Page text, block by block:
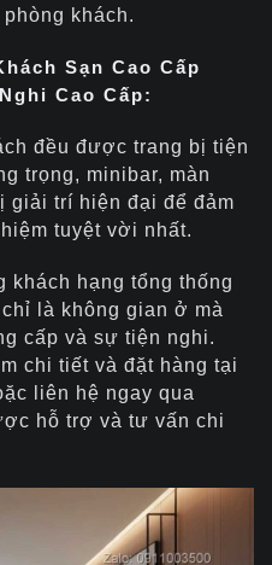
khách.
Sạn Cao Cấp
Cao Cấp:
đều được trang bị tiện
trọng, minibar, màn
giải trí hiện đại để đảm
tuyệt vời nhất.
khách hạng tổng thống
là không gian ở mà
cấp và sự tiện nghi.
chi tiết và đặt hàng tại
liên hệ ngay qua
hỗ trợ và tư vấn chi